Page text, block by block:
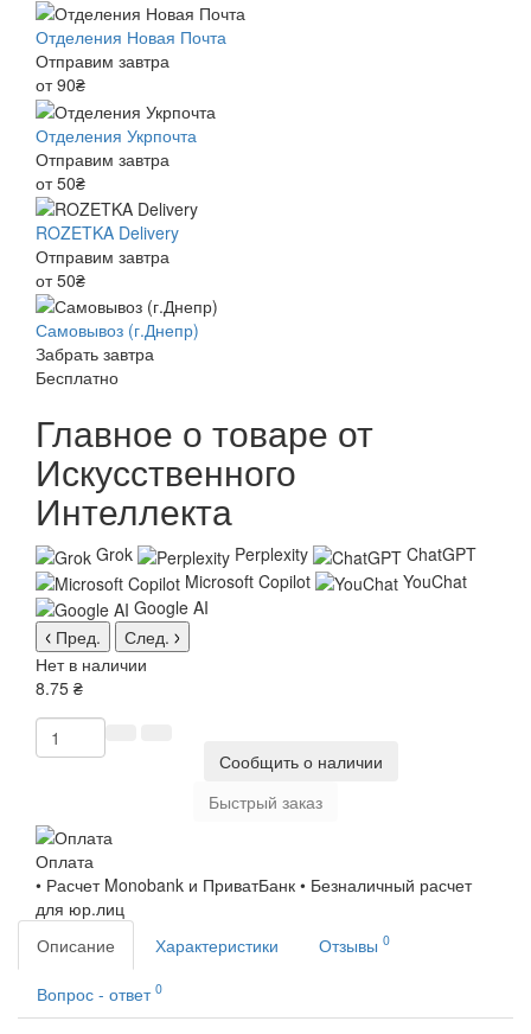
Отделения Новая Почта
Отправим завтра
от 90₴
Отделения Укрпочта
Отправим завтра
от 50₴
ROZETKA Delivery
Отправим завтра
от 50₴
Самовывоз (г.Днепр)
Забрать завтра
Бесплатно
Главное о товаре от
Искусственного
Интеллекта
Grok Perplexity
ChatGPT
Microsoft Copilot
YouChat
Google AI
Пред.
След.
Нет в наличии
8.75 ₴
Сообщить о наличии
Быстрый заказ
Оплата
• Расчет Monobank и ПриватБанк • Безналичный расчет
для юр.лиц
Описание
Характеристики Отзывы 0
Вопрос - ответ 0